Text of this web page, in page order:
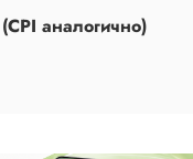
аналогично)